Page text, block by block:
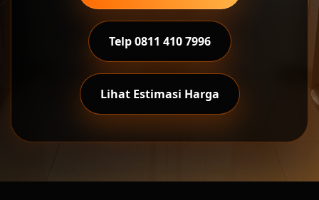
Telp 0811 410 7996
Lihat Estimasi Harga